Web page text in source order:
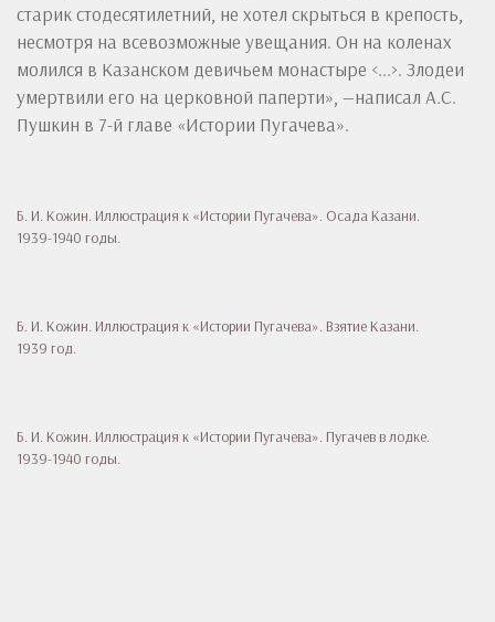
старик стодесятилетний, не хотел скрыться в крепость,
несмотря на всевозможные увещания. Он на коленах
молился в Казанском девичьем монастыре <...>. Злодеи
умертвили его на церковной паперти», —написал А.С.
Пушкин в 7-й главе «Истории Пугачева».
Б. И. Кожин. Иллюстрация к «Истории Пугачева». Осада Казани.
1939-1940 годы.
Б. И. Кожин. Иллюстрация к «Истории Пугачева». Взятие Казани.
1939 год.
Б. И. Кожин. Иллюстрация к «Истории Пугачева». Пугачев в лодке.
1939-1940 годы.